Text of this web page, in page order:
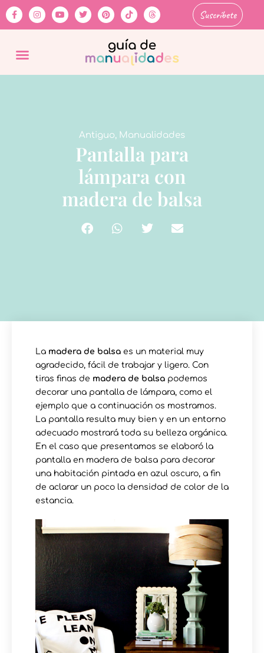
Suscríbete
Antiguo, Manualidades
Pantalla para
lámpara con
madera de balsa
La madera de balsa es un material muy
agradecido, fácil de trabajar y ligero. Con
tiras finas de madera de balsa podemos
decorar una pantalla de lámpara, como el
ejemplo que a continuación os mostramos.
La pantalla resulta muy bien y en un entorno
adecuado mostrará toda su belleza orgánica.
En el caso que presentamos se elaboró la
pantalla en madera de balsa para decorar
una habitación pintada en azul oscuro, a fin
de aclarar un poco la densidad de color de la
estancia.